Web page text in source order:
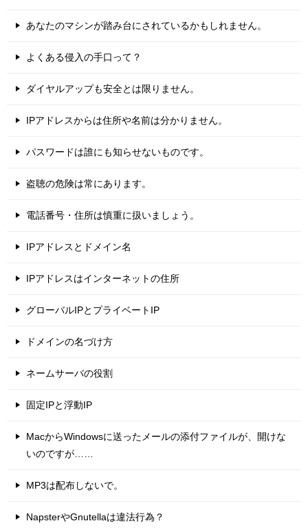
あなたのマシンが踏み台にされているかもしれません。
よくある侵入の手口って？
ダイヤルアップも安全とは限りません。
IPアドレスからは住所や名前は分かりません。
パスワードは誰にも知らせないものです。
盗聴の危険は常にあります。
電話番号・住所は慎重に扱いましょう。
IPアドレスとドメイン名
IPアドレスはインターネットの住所
グローバルIPとプライベートIP
ドメインの名づけ方
ネームサーバの役割
固定IPと浮動IP
MacからWindowsに送ったメールの添付ファイルが、開けな
いのですが……
MP3は配布しないで。
NapsterやGnutellaは違法行為？